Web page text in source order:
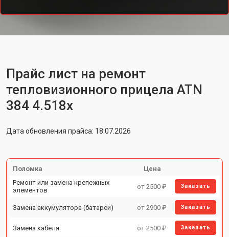
Прайс лист на ремонт
тепловизионного прицела ATN
384 4.518x
Дата обновления прайса: 18.07.2026
Поломка
Цена
Ремонт или замена крепежных
элементов
от 2500 ₽ Заказать
Замена аккумулятора (батареи) от 2900 ₽ Заказать
Замена кабеля от 2500 ₽ Заказать